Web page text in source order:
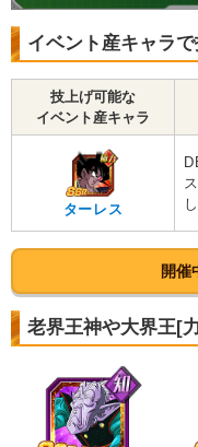
イベント産キャラ
技上げ可能な
イベント産キャラ
ターレス
開催
老界王神や大界王[